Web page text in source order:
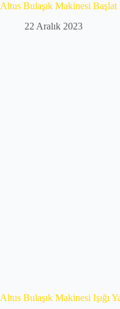
Altus Bulaşık Makinesi Başlat
22 Aralık 2023
Altus Bulaşık Makinesi Işığı